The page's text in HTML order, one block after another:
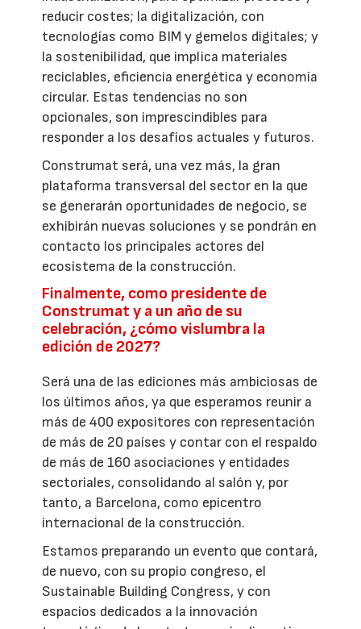
reducir costes; la digitalización, con
tecnologías como BIM y gemelos digitales; y
la sostenibilidad, que implica materiales
reciclables, eficiencia energética y economía
circular. Estas tendencias no son
opcionales, son imprescindibles para
responder a los desafíos actuales y futuros.
Construmat será, una vez más, la gran
plataforma transversal del sector en la que
se generarán oportunidades de negocio, se
exhibirán nuevas soluciones y se pondrán en
contacto los principales actores del
ecosistema de la construcción.
Finalmente, como presidente de
Construmat y a un año de su
celebración, ¿cómo vislumbra la
edición de 2027?
Será una de las ediciones más ambiciosas de
los últimos años, ya que esperamos reunir a
más de 400 expositores con representación
de más de 20 países y contar con el respaldo
de más de 160 asociaciones y entidades
sectoriales, consolidando al salón y, por
tanto, a Barcelona, como epicentro
internacional de la construcción.
Estamos preparando un evento que contará,
de nuevo, con su propio congreso, el
Sustainable Building Congress, y con
espacios dedicados a la innovación